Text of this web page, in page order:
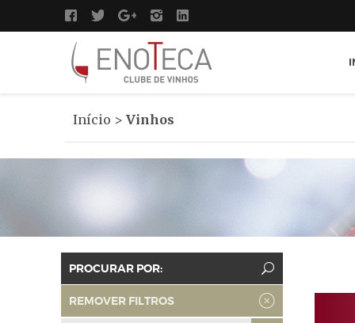
Início > Vinhos
PROCURAR POR:
REMOVER FILTROS